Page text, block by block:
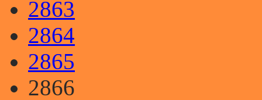
2863
2864
2865
2866